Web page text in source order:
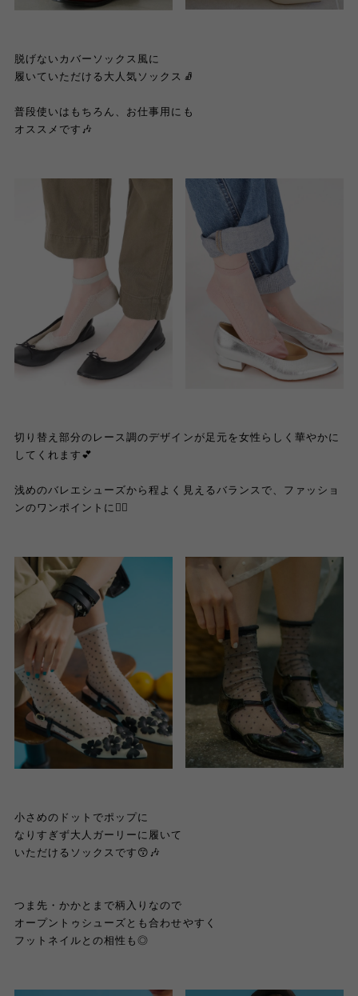
脱げないカバーソックス風に
履いていただける大人気ソックス🧦
普段使いはもちろん、お仕事用にも
オススメです🎶
切り替え部分のレース調のデザインが足元を女性らしく華やかに
してくれます💕
浅めのバレエシューズから程よく見えるバランスで、ファッショ
ンのワンポイントに🙆‍♀️
小さめのドットでポップに
なりすぎず大人ガーリーに履いて
いただけるソックスです😙🎶
つま先・かかとまで柄入りなので
オープントゥシューズとも合わせやすく
フットネイルとの相性も◎